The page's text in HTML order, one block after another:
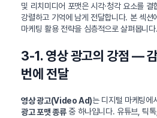
및 리치미디어 포맷은 시각·청각 요소를
강렬하고 기억에 남게 전달합니다. 본 섹션
마케팅 활용 전략을 심층적으로 살펴봅니다.
3-1. 영상 광고의 강점 —
번에 전달
영상 광고(Video Ad)는 디지털 마케팅에
광고 포맷 종류중 하나입니다. 유튜브, 틱